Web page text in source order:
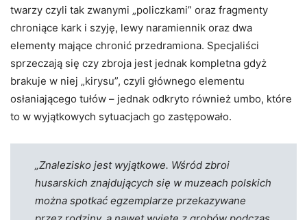
twarzy czyli tak zwanymi „policzkami” oraz fragmenty
chroniące kark i szyję, lewy naramiennik oraz dwa
elementy mające chronić przedramiona. Specjaliści
sprzeczają się czy zbroja jest jednak kompletna gdyż
brakuje w niej „kirysu”, czyli głównego elementu
osłaniającego tułów – jednak odkryto również umbo, które
to w wyjątkowych sytuacjach go zastępowało.
„Znalezisko jest wyjątkowe. Wśród zbroi
husarskich znajdujących się w muzeach polskich
można spotkać egzemplarze przekazywane